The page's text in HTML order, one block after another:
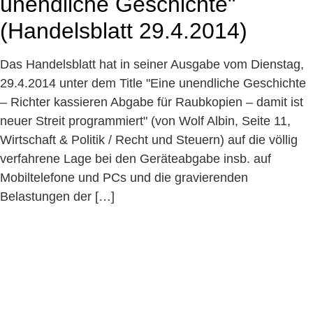
(Handelsblatt 29.4.2014)
Das Handelsblatt hat in seiner Ausgabe vom Dienstag,
29.4.2014 unter dem Title "Eine unendliche Geschichte
– Richter kassieren Abgabe für Raubkopien – damit ist
neuer Streit programmiert" (von Wolf Albin, Seite 11,
Wirtschaft & Politik / Recht und Steuern) auf die völlig
verfahrene Lage bei den Geräteabgabe insb. auf
Mobiltelefone und PCs und die gravierenden
Belastungen der […]